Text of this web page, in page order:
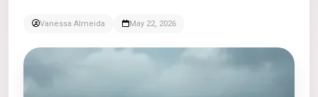
Vanessa Almeida May 22, 2026